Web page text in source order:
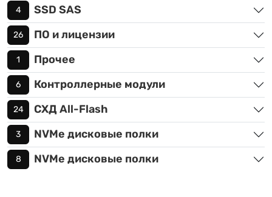
4 SSD SAS
26 ПО и лицензии
1 Прочее
6 Контроллерные модули
24 СХД All-Flash
3 NVMe дисковые полки
8 NVMe дисковые полки